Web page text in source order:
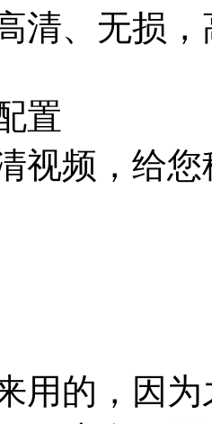
清、无损
置
视频，给
用的，因